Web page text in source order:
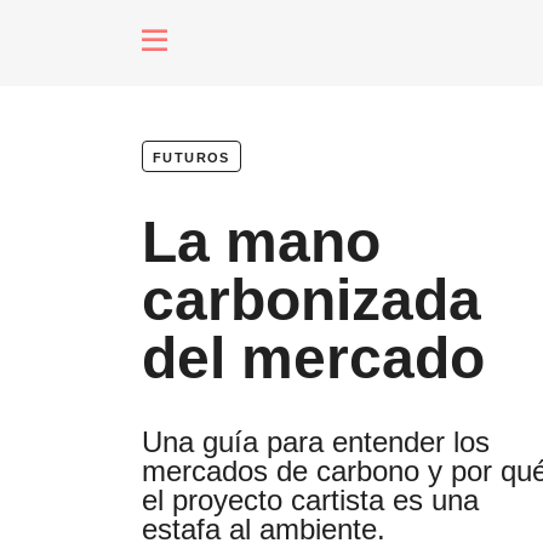
Soberanas
Despacio
futuros
La mano
carbonizada
del mercado
Una guía para entender los
mercados de carbono y por
el proyecto cartista es una
estafa al ambiente.